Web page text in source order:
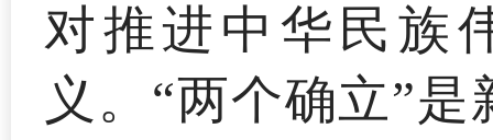
对推进中华民族
义。“两个确立”